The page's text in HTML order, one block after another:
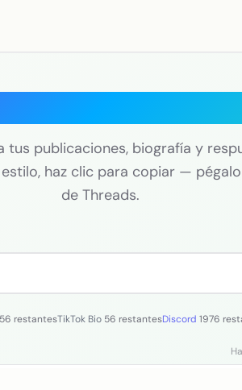
tus publicaciones, biografía y
haz clic para copiar —
de Threads.
restantesTikTok Bio 56 restantesDiscord 1976